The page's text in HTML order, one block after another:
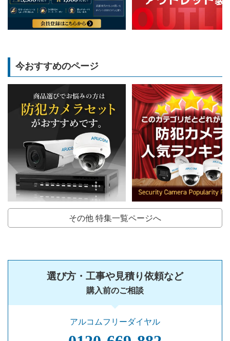
今おすすめのページ
その他 特集一覧ページへ
選び方・工事や見積り依頼など
購入前のご相談
アルコムフリーダイヤル